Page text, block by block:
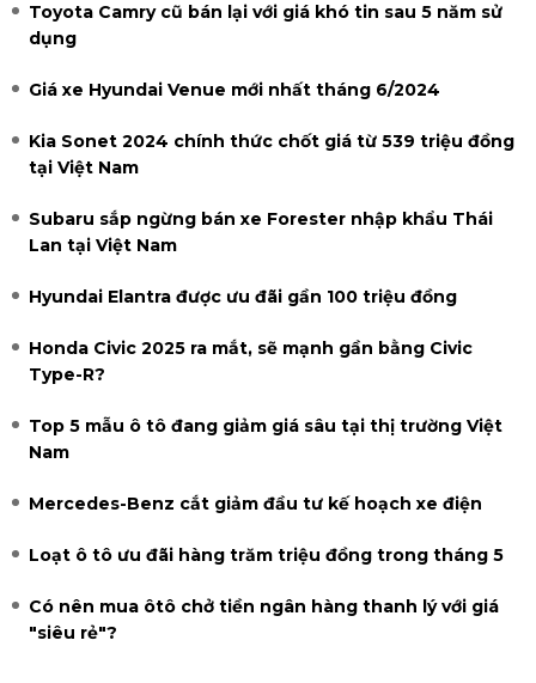
Toyota Camry cũ bán lại với giá khó tin sau 5 năm sử
dụng
Giá xe Hyundai Venue mới nhất tháng 6/2024
Kia Sonet 2024 chính thức chốt giá từ 539 triệu đồng
tại Việt Nam
Subaru sắp ngừng bán xe Forester nhập khẩu Thái
Lan tại Việt Nam
Hyundai Elantra được ưu đãi gần 100 triệu đồng
Honda Civic 2025 ra mắt, sẽ mạnh gần bằng Civic
Type-R?
Top 5 mẫu ô tô đang giảm giá sâu tại thị trường Việt
Nam
Mercedes-Benz cắt giảm đầu tư kế hoạch xe điện
Loạt ô tô ưu đãi hàng trăm triệu đồng trong tháng 5
Có nên mua ôtô chở tiền ngân hàng thanh lý với giá
"siêu rẻ"?